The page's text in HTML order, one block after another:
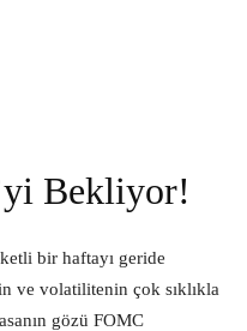
Bekliyor!
bir haftayı geride
ve volatilitenin çok sıklıkla
gözü FOMC